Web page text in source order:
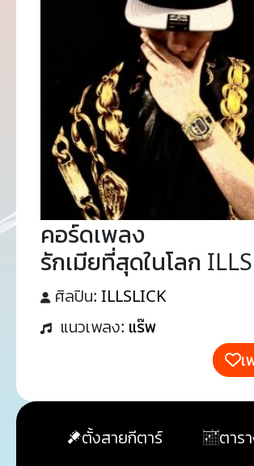
คอร์ดเพลง
รักเมียที่สุดในโลก
ศิลปิน: ILLSLICK
แนวเพลง: แร๊พ
เ
ตั้งสายกีตาร์
ตาร